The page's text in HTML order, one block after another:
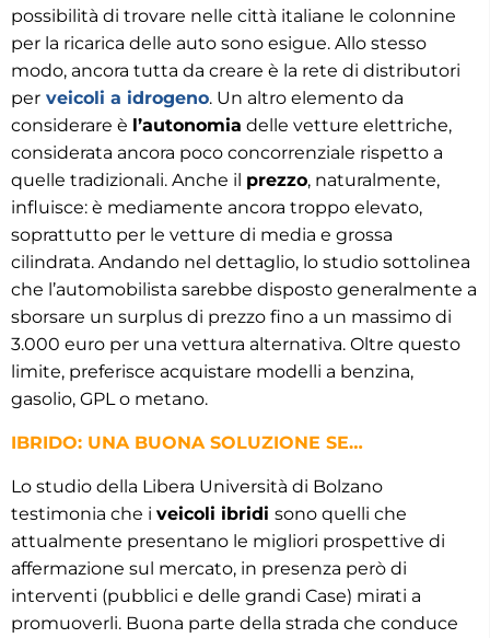
possibilità di trovare nelle città italiane le colonnine
per la ricarica delle auto sono esigue. Allo stesso
modo, ancora tutta da creare è la rete di distributori
per veicoli a idrogeno. Un altro elemento da
considerare è l’autonomia delle vetture elettriche,
considerata ancora poco concorrenziale rispetto a
quelle tradizionali. Anche il prezzo, naturalmente,
influisce: è mediamente ancora troppo elevato,
soprattutto per le vetture di media e grossa
cilindrata. Andando nel dettaglio, lo studio sottolinea
che l’automobilista sarebbe disposto generalmente a
sborsare un surplus di prezzo fino a un massimo di
3.000 euro per una vettura alternativa. Oltre questo
limite, preferisce acquistare modelli a benzina,
gasolio, GPL o metano.
IBRIDO: UNA BUONA SOLUZIONE SE…
Lo studio della Libera Università di Bolzano
testimonia che i veicoli ibridi sono quelli che
attualmente presentano le migliori prospettive di
affermazione sul mercato, in presenza però di
interventi (pubblici e delle grandi Case) mirati a
promuoverli. Buona parte della strada che conduce